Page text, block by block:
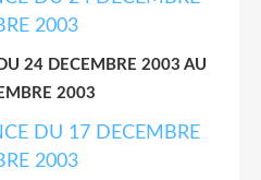
24 DECEMBRE 2003 AU
2003